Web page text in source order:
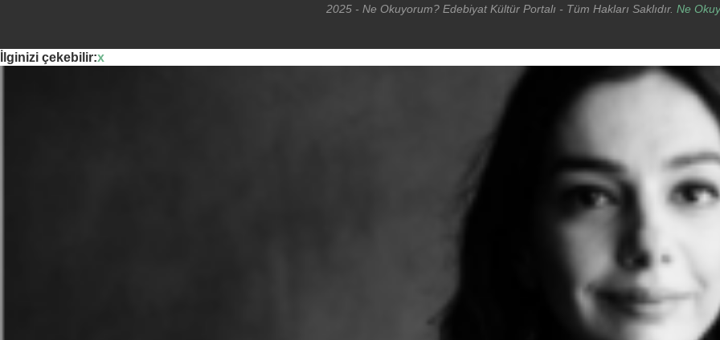
2025 - Ne Okuyorum? Edebiyat Kültür Portalı - Tüm Hakları Saklıdır. Ne
İlginizi çekebilir:x